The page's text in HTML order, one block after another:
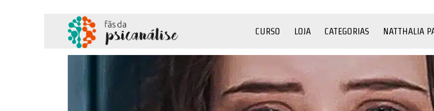
Psicanálise
CURSO LOJA CATEGORIAS NATTHALIA